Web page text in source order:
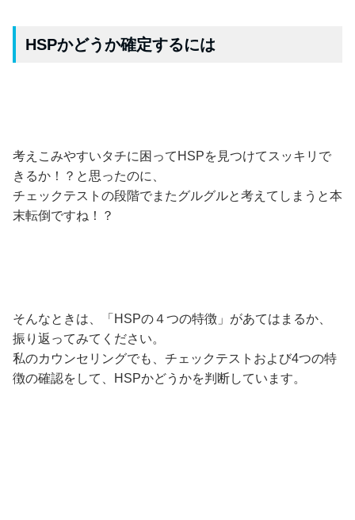
HSPかどうか確定するには
考えこみやすいタチに困ってHSPを見つけてスッキリで
きるか！？と思ったのに、
チェックテストの段階でまたグルグルと考えてしまうと本
末転倒ですね！？
そんなときは、「HSPの４つの特徴」があてはまるか、
振り返ってみてください。
私のカウンセリングでも、チェックテストおよび4つの特
徴の確認をして、HSPかどうかを判断しています。